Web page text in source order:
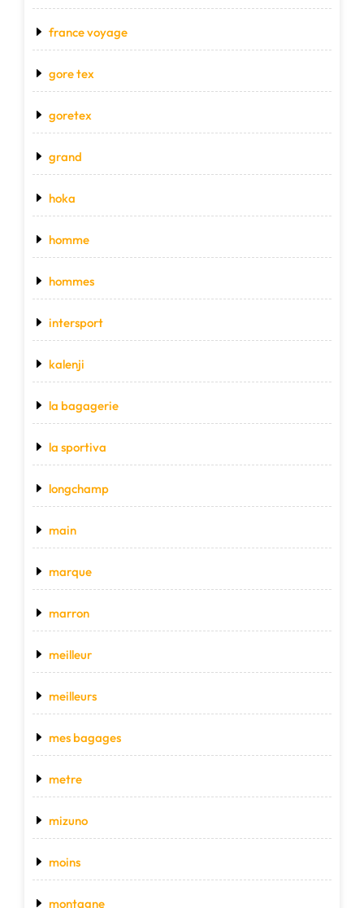
france voyage
gore tex
goretex
grand
hoka
homme
hommes
intersport
kalenji
la bagagerie
la sportiva
longchamp
main
marque
marron
meilleur
meilleurs
mes bagages
metre
mizuno
moins
montagne